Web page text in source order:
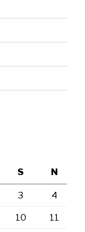
S N
3 4
10 11